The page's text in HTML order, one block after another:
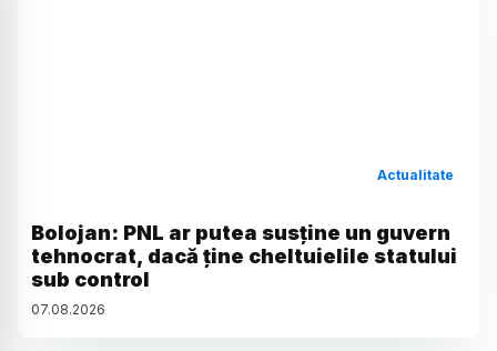
Actualitate
Bolojan: PNL ar putea susține un guvern
tehnocrat, dacă ține cheltuielile statului
sub control
07.08.2026